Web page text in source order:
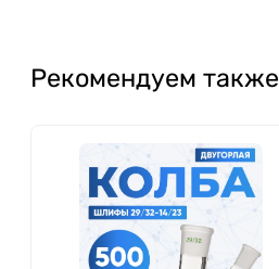
Рекомендуем также